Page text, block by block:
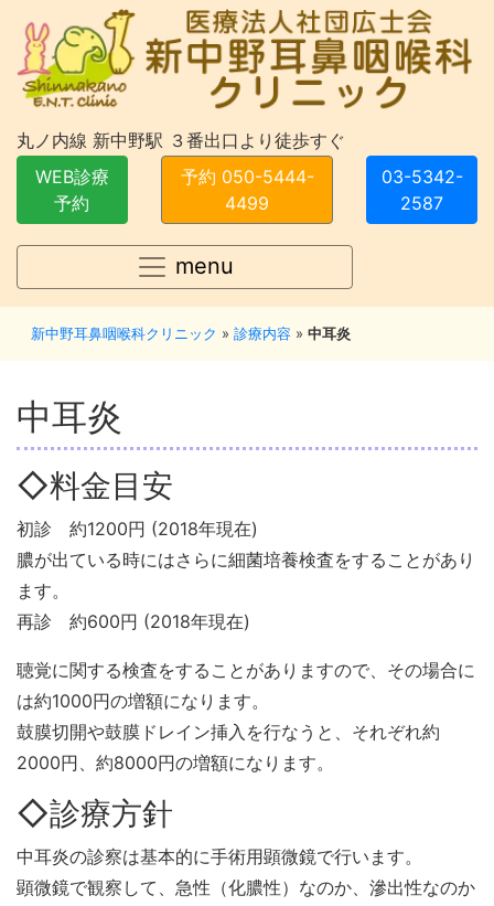
丸ノ内線 新中野駅 ３番出口より徒歩すぐ
WEB診療
予約
予約 050-5444-
4499
03-5342-
2587
menu
新中野耳鼻咽喉科クリニック » 診療内容 » 中耳炎
中耳炎
◇料金目安
初診 約1200円 (2018年現在)
膿が出ている時にはさらに細菌培養検査をすることがあり
ます。
再診 約600円 (2018年現在)
聴覚に関する検査をすることがありますので、その場合に
は約1000円の増額になります。
鼓膜切開や鼓膜ドレイン挿入を行なうと、それぞれ約
2000円、約8000円の増額になります。
◇診療方針
中耳炎の診察は基本的に手術用顕微鏡で行います。
顕微鏡で観察して、急性（化膿性）なのか、滲出性なのか